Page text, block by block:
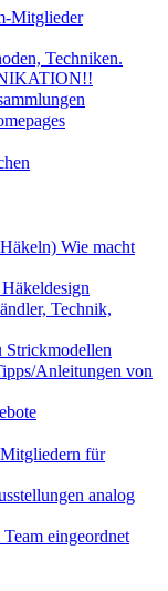
Mitglieder
Techniken.
Wie macht
Technik,
Anleitungen von
für
analog
eingeordnet